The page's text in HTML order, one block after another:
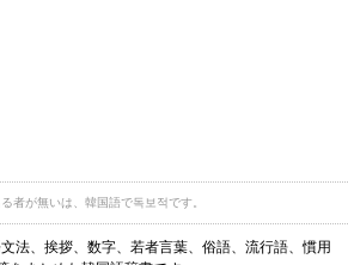
者が無いは、韓国語で독보적です。
法、挨拶、数字、若者言葉、俗語、流行語、慣用